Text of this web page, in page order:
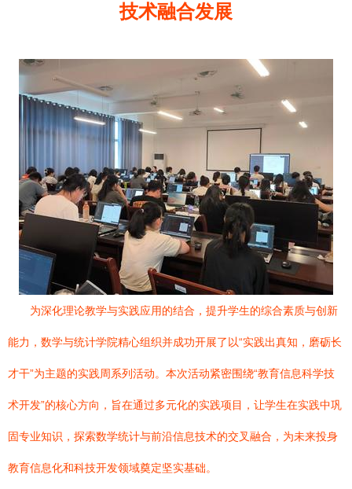
技术融合发展
为深化理论教学与实践应用的结合，提升学生的综合素质与创新
能力，数学与统计学院精心组织并成功开展了以“实践出真知，磨砺长
才干”为主题的实践周系列活动。本次活动紧密围绕“教育信息科学技
术开发”的核心方向，旨在通过多元化的实践项目，让学生在实践中巩
固专业知识，探索数学统计与前沿信息技术的交叉融合，为未来投身
教育信息化和科技开发领域奠定坚实基础。